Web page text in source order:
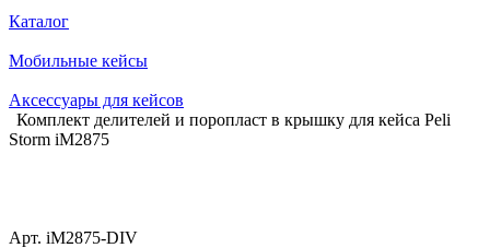
Каталог
Мобильные кейсы
Аксессуары для кейсов
Комплект делителей и поропласт в крышку для кейса Peli
Storm iM2875
Арт. iM2875-DIV